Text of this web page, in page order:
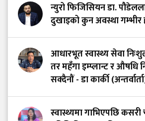
न्युरो फिजिसियन डा.
दुखाइको कुन अवस्था गम्भीर
आधारभूत स्वास्थ्य सेवा
तर महँगा इम्प्लान्ट र औषधि
सक्दैनौं - डा कार्की
स्वास्थ्यमा गाभिएपछि